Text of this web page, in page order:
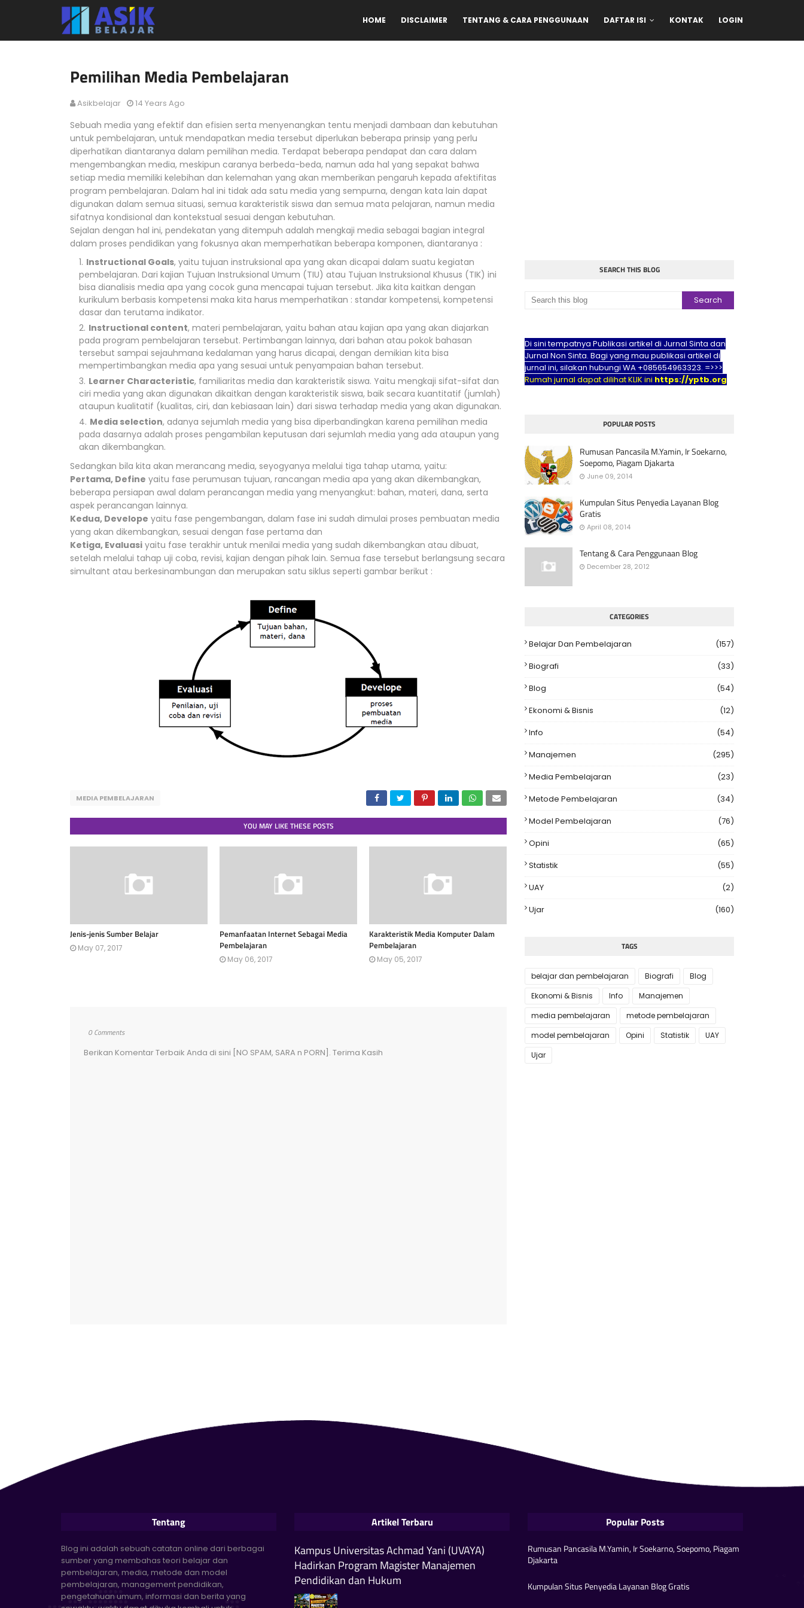
HOME DISCLAIMER TENTANG & CARA PENGGUNAAN DAFTAR ISI KONTAK LOGIN
Pemilihan Media Pembelajaran
Asikbelajar 14 Years Ago
Sebuah media yang efektif dan efisien serta menyenangkan tentu menjadi dambaan dan kebutuhan
untuk pembelajaran, untuk mendapatkan media tersebut diperlukan beberapa prinsip yang perlu
diperhatikan diantaranya dalam pemilihan media. Terdapat beberapa pendapat dan cara dalam
mengembangkan media, meskipun caranya berbeda-beda, namun ada hal yang sepakat bahwa
setiap media memiliki kelebihan dan kelemahan yang akan memberikan pengaruh kepada afektifitas
program pembelajaran. Dalam hal ini tidak ada satu media yang sempurna, dengan kata lain dapat
digunakan dalam semua situasi, semua karakteristik siswa dan semua mata pelajaran, namun media
sifatnya kondisional dan kontekstual sesuai dengan kebutuhan.
Sejalan dengan hal ini, pendekatan yang ditempuh adalah mengkaji media sebagai bagian integral
dalam proses pendidikan yang fokusnya akan memperhatikan beberapa komponen, diantaranya :
Instructional Goals, yaitu tujuan instruksional apa yang akan dicapai dalam suatu kegiatan
pembelajaran. Dari kajian Tujuan Instruksional Umum (TIU) atau Tujuan Instruksional Khusus (TIK) ini
bisa dianalisis media apa yang cocok guna mencapai tujuan tersebut. Jika kita kaitkan dengan
kurikulum berbasis kompetensi maka kita harus memperhatikan : standar kompetensi, kompetensi
dasar dan terutama indikator.
Instructional content, materi pembelajaran, yaitu bahan atau kajian apa yang akan diajarkan
pada program pembelajaran tersebut. Pertimbangan lainnya, dari bahan atau pokok bahasan
tersebut sampai sejauhmana kedalaman yang harus dicapai, dengan demikian kita bisa
mempertimbangkan media apa yang sesuai untuk penyampaian bahan tersebut.
Learner Characteristic, familiaritas media dan karakteristik siswa. Yaitu mengkaji sifat-sifat dan
ciri media yang akan digunakan dikaitkan dengan karakteristik siswa, baik secara kuantitatif (jumlah)
ataupun kualitatif (kualitas, ciri, dan kebiasaan lain) dari siswa terhadap media yang akan digunakan.
Media selection, adanya sejumlah media yang bisa diperbandingkan karena pemilihan media
pada dasarnya adalah proses pengambilan keputusan dari sejumlah media yang ada ataupun yang
akan dikembangkan.
Sedangkan bila kita akan merancang media, seyogyanya melalui tiga tahap utama, yaitu:
Pertama, Define yaitu fase perumusan tujuan, rancangan media apa yang akan dikembangkan,
beberapa persiapan awal dalam perancangan media yang menyangkut: bahan, materi, dana, serta
aspek perancangan lainnya.
Kedua, Develope yaitu fase pengembangan, dalam fase ini sudah dimulai proses pembuatan media
yang akan dikembangkan, sesuai dengan fase pertama dan
Ketiga, Evaluasi yaitu fase terakhir untuk menilai media yang sudah dikembangkan atau dibuat,
setelah melalui tahap uji coba, revisi, kajian dengan pihak lain. Semua fase tersebut berlangsung secara
simultant atau berkesinambungan dan merupakan satu siklus seperti gambar berikut :
MEDIA PEMBELAJARAN
YOU MAY LIKE THESE POSTS
Jenis-jenis Sumber Belajar
May 07, 2017
Pemanfaatan Internet Sebagai Media
Pembelajaran
May 06, 2017
Karakteristik Media Komputer Dalam
Pembelajaran
May 05, 2017
0 Comments
Berikan Komentar Terbaik Anda di sini [NO SPAM, SARA n PORN]. Terima Kasih
SEARCH THIS BLOG
Di sini tempatnya Publikasi artikel di Jurnal Sinta dan
Jurnal Non Sinta. Bagi yang mau publikasi artikel di
jurnal ini, silakan hubungi WA +085654963323. =>>>
Rumah jurnal dapat dilihat KLIK ini https://yptb.org
POPULAR POSTS
Rumusan Pancasila M.Yamin, Ir Soekarno,
Soepomo, Piagam Djakarta
June 09, 2014
Kumpulan Situs Penyedia Layanan Blog
Gratis
April 08, 2014
Tentang & Cara Penggunaan Blog
December 28, 2012
CATEGORIES
Belajar Dan Pembelajaran
(157)
Biografi
(33)
Blog
(54)
Ekonomi & Bisnis
(12)
Info
(54)
Manajemen
(295)
Media Pembelajaran
(23)
Metode Pembelajaran
(34)
Model Pembelajaran
(76)
Opini
(65)
Statistik
(55)
UAY
(2)
Ujar
(160)
TAGS
belajar dan pembelajaran Biografi
Blog
Ekonomi & Bisnis
Info
Manajemen
media pembelajaran
metode pembelajaran
model pembelajaran
Opini Statistik
UAY
Ujar
Tentang
Blog ini adalah sebuah catatan online dari berbagai
sumber yang membahas teori belajar dan
pembelajaran, media, metode dan model
pembelajaran, management pendidikan,
pengetahuan umum, informasi dan berita yang
Artikel Terbaru
Kampus Universitas Achmad Yani (UVAYA)
Hadirkan Program Magister Manajemen
Pendidikan dan Hukum
Popular Posts
Rumusan Pancasila M.Yamin, Ir Soekarno, Soepomo, Piagam
Djakarta
Kumpulan Situs Penyedia Layanan Blog Gratis